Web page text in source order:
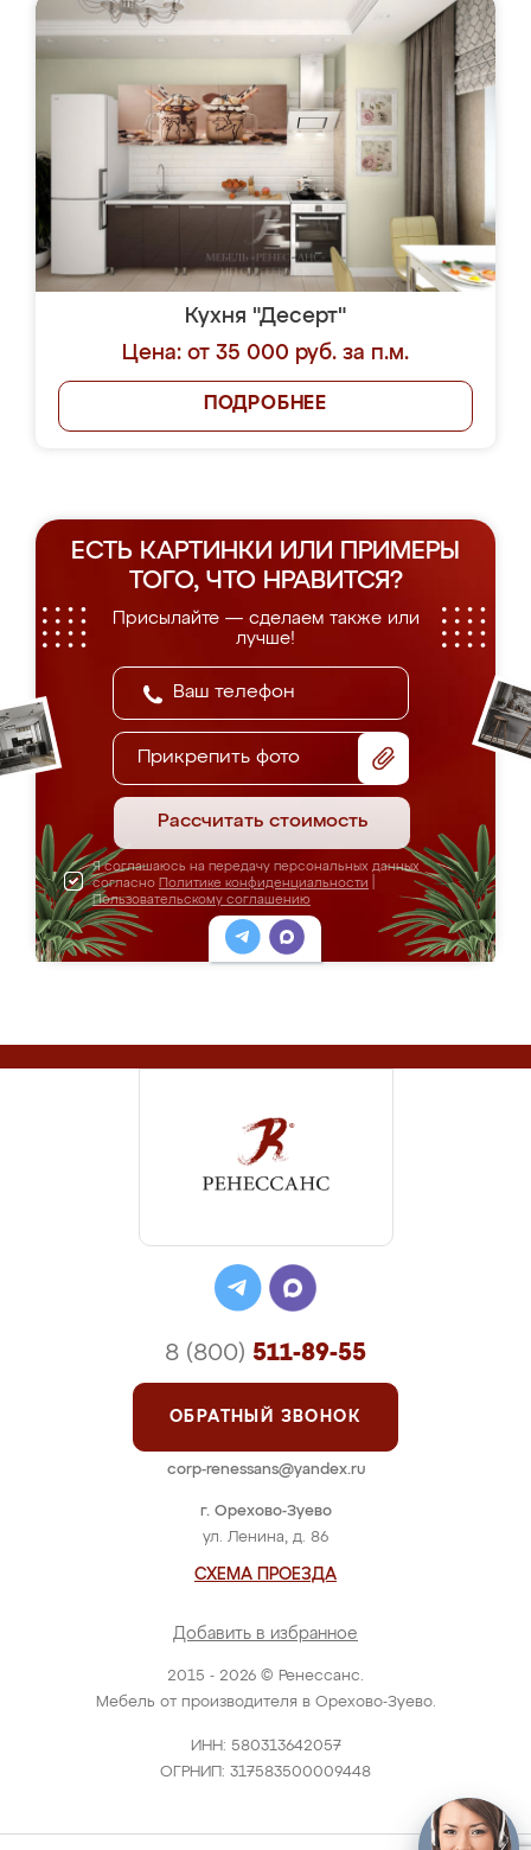
Кухня "Десерт"
Цена: от 35 000 руб. за п.м.
ПОДРОБНЕЕ
ЕСТЬ КАРТИНКИ ИЛИ ПРИМЕРЫ
ТОГО, ЧТО НРАВИТСЯ?
Присылайте — сделаем также или
лучше!
Прикрепить фото
Рассчитать стоимость
Я соглашаюсь на передачу персональных данных
согласно Политике конфиденциальности
Пользовательскому соглашению
2015 - 2026 © Ренессанс.
Мебель от производителя в Орехово-Зуево.
ИНН: 580313642057
ОГРНИП: 317583500009448
г. Орехово-Зуево
ул. Ленина, д. 86
СХЕМА ПРОЕЗДА
Добавить в избранное
8 (800) 511-89-55
ОБРАТНЫЙ ЗВОНОК
corp-renessans@yandex.ru